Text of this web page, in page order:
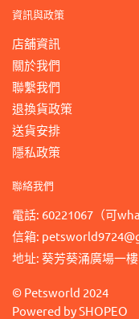
資訊與政策
店舖資訊
關於我們
聯繫我們
退換貨政策
送貨安排
隱私政策
聯絡我們
電話: 60221067（可
信箱:
地址: 葵芳葵涌廣場一
© Petsworld 2024
Powered bySHOPEO